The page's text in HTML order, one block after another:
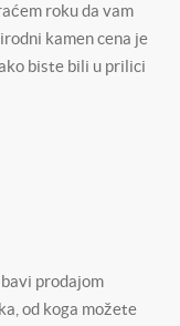
roku da vam
kamen cena je
biste bili u prilici
prodajom
od koga možete